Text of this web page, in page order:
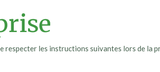
respecter les instructions suivantes lors de la